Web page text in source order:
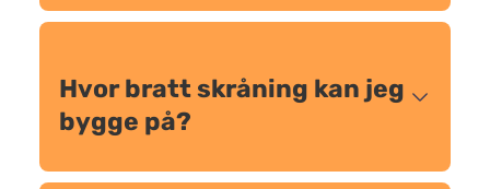
Hvor bratt skråning kan jeg
bygge på?